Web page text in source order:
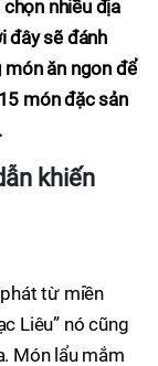
nhiều địa
đây sẽ đánh
ăn ngon để
món đặc sản
khiến
từ miền
Liêu” nó cũng
Món lẩu mắm